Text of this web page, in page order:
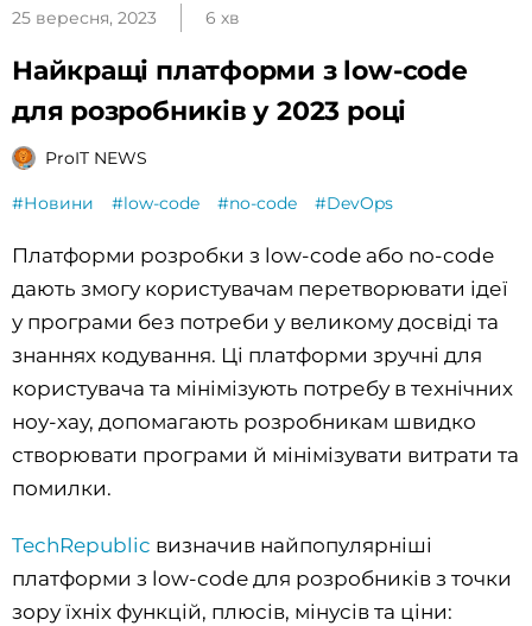
25 вересня, 2023 6 хв
Найкращі платформи з low-code
для розробників у 2023 році
ProIT NEWS
#Новини #low-code #no-code #DevOps
Платформи розробки з low-code або no-code
дають змогу користувачам перетворювати ідеї
у програми без потреби у великому досвіді та
знаннях кодування. Ці платформи зручні для
користувача та мінімізують потребу в технічних
ноу-хау, допомагають розробникам швидко
створювати програми й мінімізувати витрати та
помилки.
TechRepublic визначив найпопулярніші
платформи з low-code для розробників з точки
зору їхніх функцій, плюсів, мінусів та ціни: